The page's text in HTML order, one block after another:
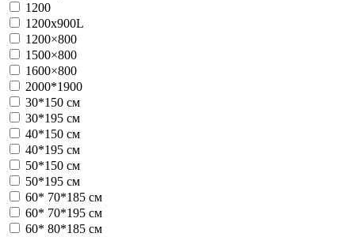
1200
1200x900L
1200×800
1500×800
1600×800
2000*1900
30*150 см
30*195 см
40*150 см
40*195 см
50*150 см
50*195 см
60* 70*185 см
60* 70*195 см
60* 80*185 см